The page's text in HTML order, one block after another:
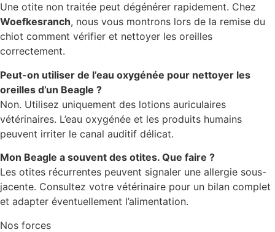
Une otite non traitée peut dégénérer rapidement. Chez
Woefkesranch, nous vous montrons lors de la remise du
chiot comment vérifier et nettoyer les oreilles
correctement.
Peut-on utiliser de l’eau oxygénée pour nettoyer les
oreilles d’un Beagle ?
Non. Utilisez uniquement des lotions auriculaires
vétérinaires. L’eau oxygénée et les produits humains
peuvent irriter le canal auditif délicat.
Mon Beagle a souvent des otites. Que faire ?
Les otites récurrentes peuvent signaler une allergie sous-
jacente. Consultez votre vétérinaire pour un bilan complet
et adapter éventuellement l’alimentation.
Nos forces